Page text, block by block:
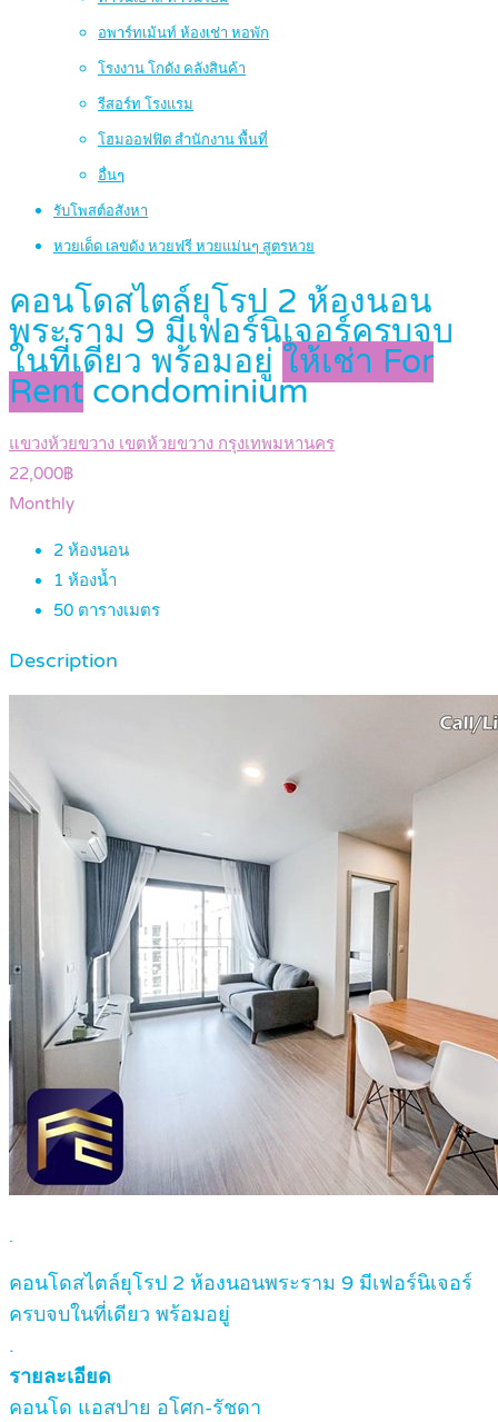
อพาร์ทเม้นท์ ห้องเช่า หอพัก
โรงงาน โกดัง คลังสินค้า
รีสอร์ท โรงแรม
โฮมออฟฟิต สำนักงาน พื้นที่
อื่นๆ
รับโพสต์อสังหา
หวยเด็ด เลขดัง หวยฟรี หวยแม่นๆ สูตรหวย
คอนโดสไตล์ยุโรป 2 ห้องนอน
พระราม 9 มีเฟอร์นิเจอร์ครบจบ
ในที่เดียว พร้อมอยู่ ให้เช่า For
Rent condominium
แขวงห้วยขวาง เขตห้วยขวาง กรุงเทพมหานคร
22,000฿
Monthly
2 ห้องนอน
1 ห้องน้ำ
50 ตารางเมตร
Description
.
คอนโดสไตล์ยุโรป 2 ห้องนอนพระราม 9 มีเฟอร์นิเจอร์
ครบจบในที่เดียว พร้อมอยู่
.
รายละเอียด
คอนโด แอสปาย อโศก-รัชดา